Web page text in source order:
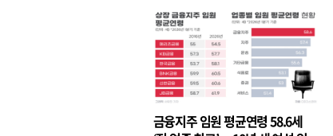
금융지주 임원 평균연령 58.6세